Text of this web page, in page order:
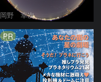
岡野 幸次
PR